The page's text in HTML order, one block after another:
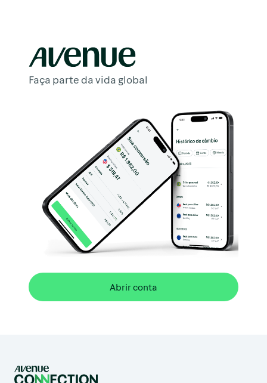
Faça parte da vida global
Abrir conta